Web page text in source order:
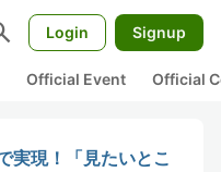
Login Signup
Official Event Official
現！「見たいとこ